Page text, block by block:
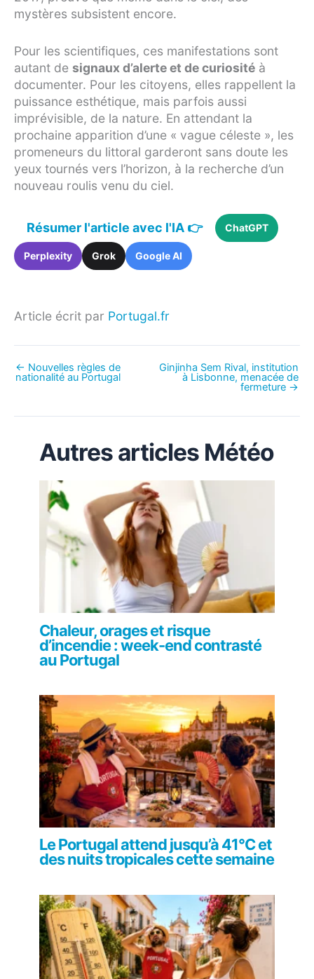
mystères subsistent encore.
Pour les scientifiques, ces manifestations sont
autant de signaux d’alerte et de curiosité à
documenter. Pour les citoyens, elles rappellent la
puissance esthétique, mais parfois aussi
imprévisible, de la nature. En attendant la
prochaine apparition d’une « vague céleste », les
promeneurs du littoral garderont sans doute les
yeux tournés vers l’horizon, à la recherche d’un
nouveau roulis venu du ciel.
Résumer l'article avec l'IA 👉 ChatGPT
Perplexity Grok Google AI
Article écrit par Portugal.fr
← Nouvelles règles de
nationalité au Portugal
Ginjinha Sem Rival, institution
à Lisbonne, menacée de
fermeture →
Autres articles Météo
Chaleur, orages et risque
d’incendie : week-end contrasté
au Portugal
Le Portugal attend jusqu’à 41°C et
des nuits tropicales cette semaine